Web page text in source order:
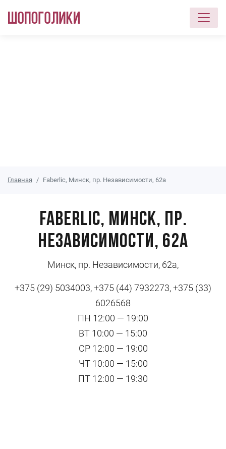
Главная Faberlic, Минск, пр. Независимости, 62а
Faberlic, Минск, пр.
Независимости, 62а
Минск, пр. Независимости, 62а,
+375 (29) 5034003, +375 (44) 7932273, +375 (33)
6026568
ПН 12:00 — 19:00
ВТ 10:00 — 15:00
СР 12:00 — 19:00
ЧТ 10:00 — 15:00
ПТ 12:00 — 19:30